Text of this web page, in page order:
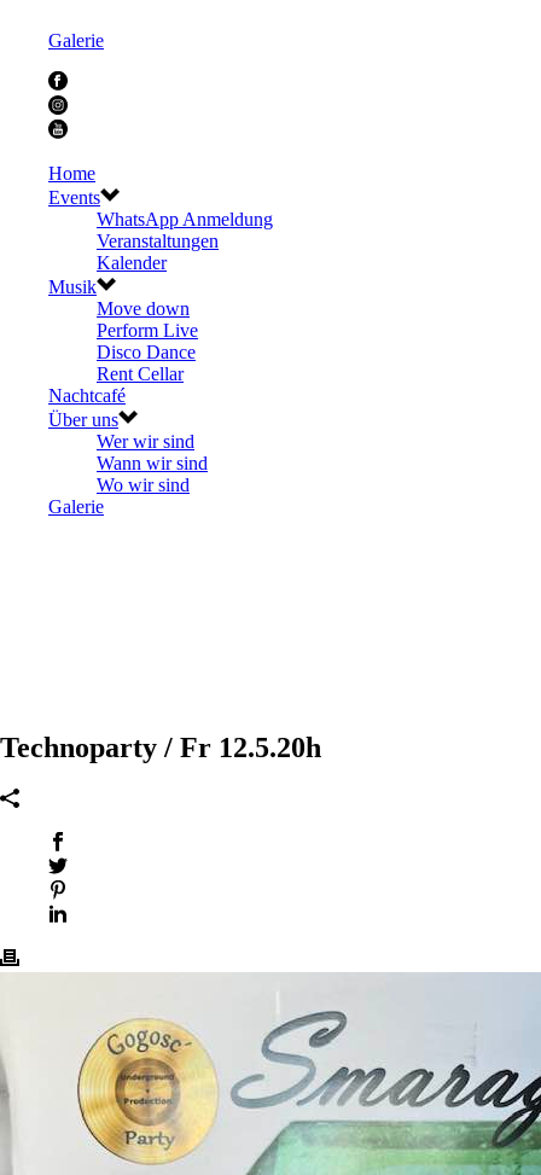
Galerie
Home
Events
WhatsApp Anmeldung
Veranstaltungen
Kalender
Musik
Move down
Perform Live
Disco Dance
Rent Cellar
Nachtcafé
Über uns
Wer wir sind
Wann wir sind
Wo wir sind
Galerie
Technoparty / Fr 12.5.20h